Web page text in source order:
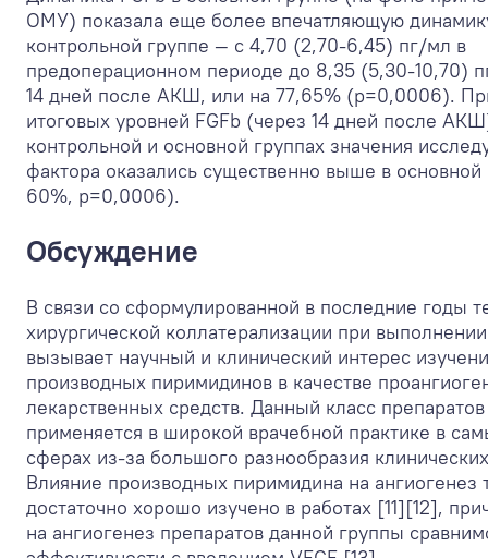
ОМУ) показала еще более впечатляющую
контрольной группе — с 4,70 (2,70-6,45) пг/мл в
предоперационном периоде до 8,35 (5,30-10,70)
14 дней после АКШ, или на 77,65% (p=0,0006).
итоговых уровней FGFb (через 14 дней после
контрольной и основной группах значения
фактора оказались существенно выше в основной
60%, р=0,0006).
Обсуждение
В связи со сформулированной в последние годы
хирургической коллатерализации при
вызывает научный и клинический интерес
производных пиримидинов в качестве
лекарственных средств. Данный класс
применяется в широкой врачебной практике в
сферах из-за большого разнообразия
Влияние производных пиримидина на ангиогенез
достаточно хорошо изучено в работах [11][12],
на ангиогенез препаратов данной группы